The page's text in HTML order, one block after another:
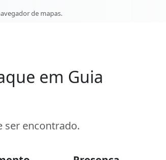
de mapas.
em Guia
ser encontrado.